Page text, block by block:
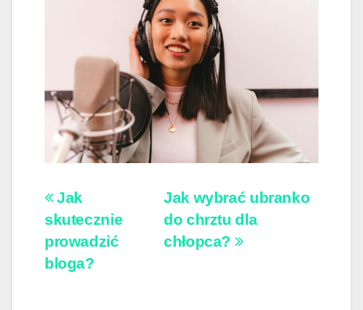
Nawigacja
wpisu
Jak wybrać ubranko
do chrztu dla
chłopca?
Jak
skutecznie
prowadzić
bloga?